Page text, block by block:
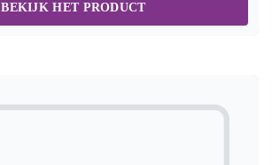
BEKIJK HET PRODUCT